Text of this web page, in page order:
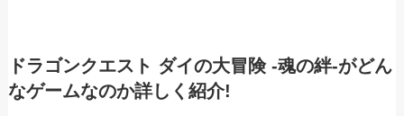
ドラゴンクエスト ダイの大冒険 -魂の絆-がどん
なゲームなのか詳しく紹介!